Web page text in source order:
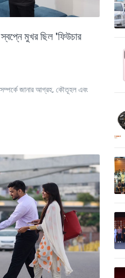
মুখর ছিল 'ফিউচার
জানার আগ্রহ, কৌতূহল এবং